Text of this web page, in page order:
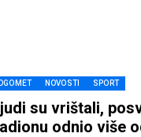
NOVOSTI SPORT
su vrištali,
odnio više